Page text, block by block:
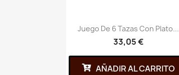
Juego De 6 Tazas Con Plato...
33,05 €
AÑADIR AL CARRITO